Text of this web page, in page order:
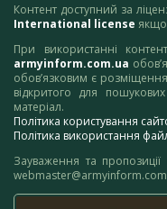
Контент доступний за
International license
При використанні
armyinform.com.ua
обов’язковим є
відкритого для
матеріал.
Політика користування
Політика використання
Зауваження та